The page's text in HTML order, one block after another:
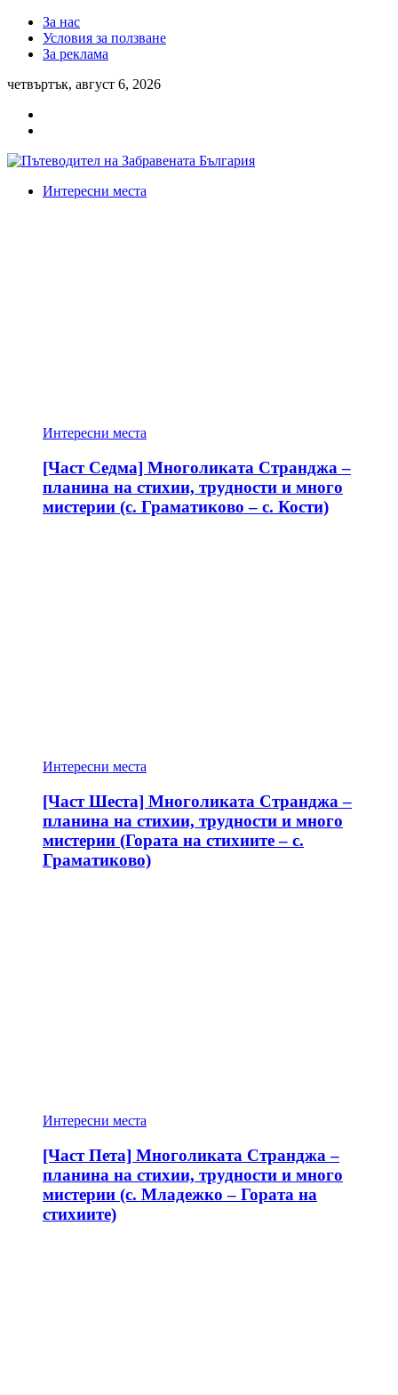
За нас
Условия за ползване
За реклама
четвъртък, август 6, 2026
Интересни места
Интересни места
[Част Седма] Многоликата Странджа –
планина на стихии, трудности и много
мистерии (с. Граматиково – с. Кости)
Интересни места
[Част Шеста] Многоликата Странджа –
планина на стихии, трудности и много
мистерии (Гората на стихиите – с.
Граматиково)
Интересни места
[Част Пета] Многоликата Странджа –
планина на стихии, трудности и много
мистерии (с. Младежко – Гората на
стихиите)